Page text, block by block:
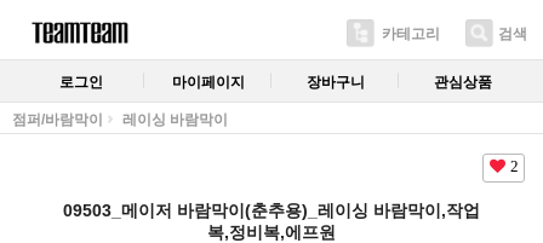
카테고리 검색
로그인 마이페이지 장바구니 관심상품
점퍼/바람막이 레이싱 바람막이
2
09503_메이저 바람막이(춘추용)_레이싱 바람막이,작업
복,정비복,에프원